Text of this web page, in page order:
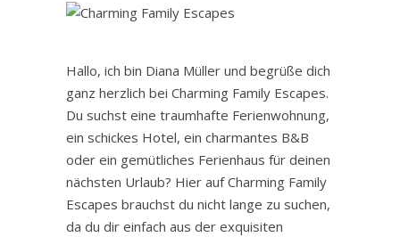
Hallo, ich bin Diana Müller und begrüße dich
ganz herzlich bei Charming Family Escapes.
Du suchst eine traumhafte Ferienwohnung,
ein schickes Hotel, ein charmantes B&B
oder ein gemütliches Ferienhaus für deinen
nächsten Urlaub? Hier auf Charming Family
Escapes brauchst du nicht lange zu suchen,
da du dir einfach aus der exquisiten